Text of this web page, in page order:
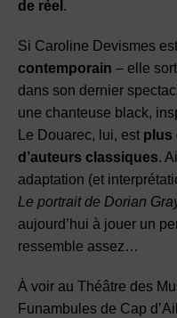
de réel .
Si Caroline Devismes est
contemporain – elle
dans son dernier
une chanteuse black,
Le Douarec, lui, est plus
d’auteurs classiques.
adaptation (et
Le portrait de Dorian
aujourd’hui à jouer un
ressemble assez…
À voir au Théâtre des
Funambules de Cap